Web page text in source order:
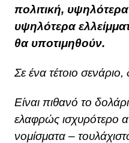
πολιτική,
υψηλότερα
θα υποτιμηθούν.
Σε ένα τέτοιο
Είναι πιθανό το
ελαφρώς ισχυρότερο
νομίσματα –